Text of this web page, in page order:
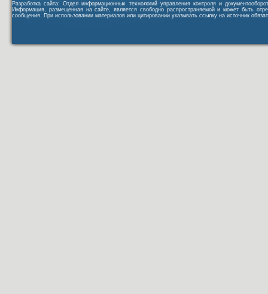
Разработка сайта: Отдел информационных технологий управления контроля и
Информация, размещенная на сайте, является свободно распространяемой и может быть
сообщения. При использовании материалов или цитировании указывать ссылку на источник